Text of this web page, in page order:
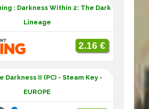
: Darkness Within 2: The Dark
Lineage
2.16 €
Darkness II (PC) - Steam Key -
EUROPE